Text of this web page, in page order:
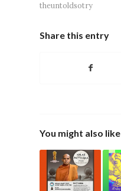
theuntoldsotry
Share this entry
You might also like